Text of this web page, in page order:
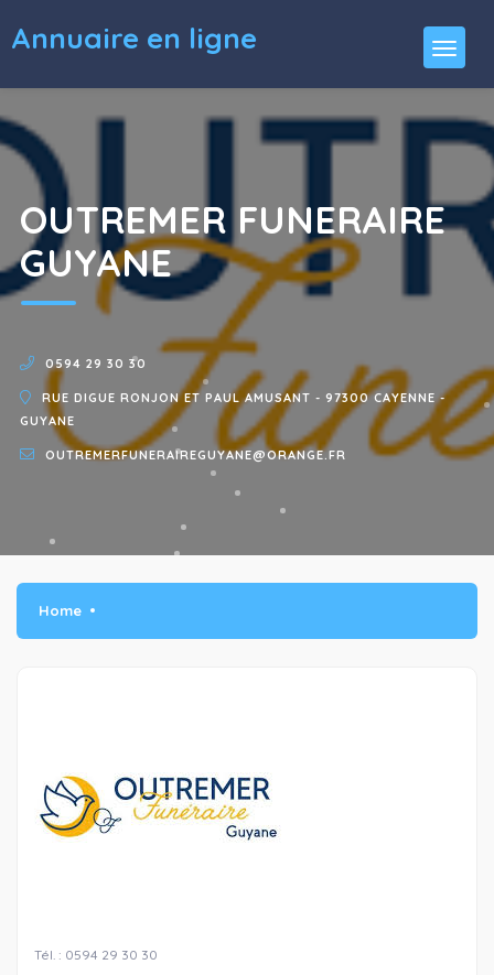
Annuaire en ligne
OUTREMER FUNERAIRE
GUYANE
0594 29 30 30
RUE DIGUE RONJON ET PAUL AMUSANT - 97300 CAYENNE -
GUYANE
OUTREMERFUNERAIREGUYANE@ORANGE.FR
Home
Tél. : 0594 29 30 30